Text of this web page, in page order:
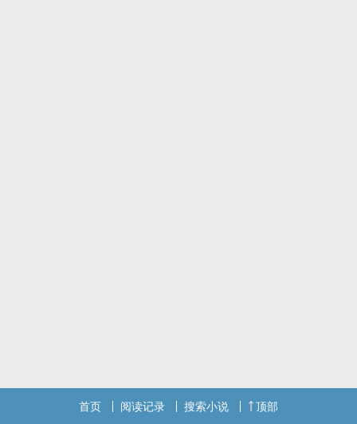
首页 阅读记录 搜索小说 顶部